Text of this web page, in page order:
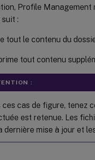
Profile Management
:
tout le contenu du
tout contenu
:
ces cas de figure, tenez
est retenue. Les
dernière mise à jour et